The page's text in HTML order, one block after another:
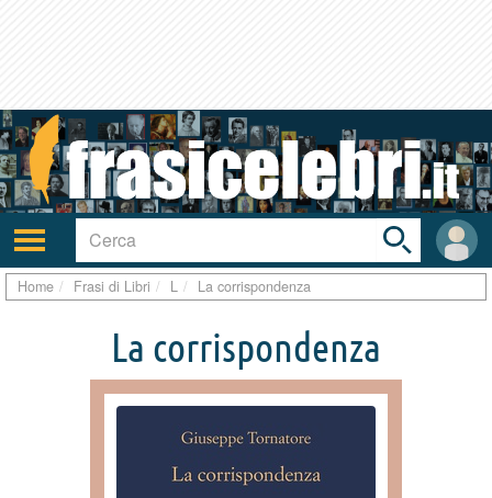
Attiva/disattiva
navigazione
User
area
Toggle
search
bar
Home Frasi di Libri L La corrispondenza
La corrispondenza